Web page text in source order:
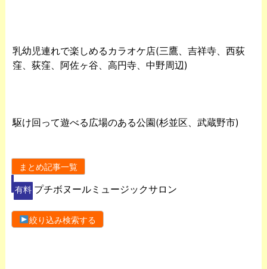
乳幼児連れで楽しめるカラオケ店(三鷹、吉祥寺、西荻
窪、荻窪、阿佐ヶ谷、高円寺、中野周辺)
駆け回って遊べる広場のある公園(杉並区、武蔵野市)
まとめ記事一覧
有料 プチボヌールミュージックサロン
絞り込み検索する